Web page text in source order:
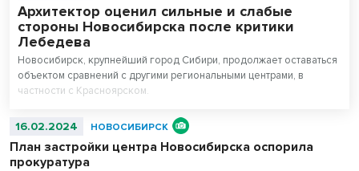
Архитектор оценил сильные и слабые
стороны Новосибирска после критики
Лебедева
Новосибирск, крупнейший город Сибири, продолжает оставаться
объектом сравнений с другими региональными центрами, в
частности с Красноярском.
16.02.2024 НОВОСИБИРСК
План застройки центра Новосибирска оспорила
прокуратура